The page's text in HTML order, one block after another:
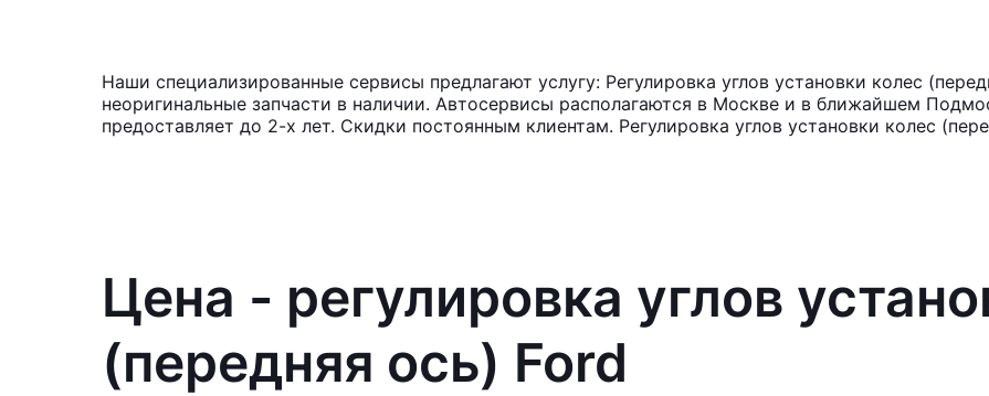
Наши специализированные сервисы предлагают услугу: Регулировка углов установки колес
неоригинальные запчасти в наличии. Автосервисы располагаются в Москве и в ближайшем
предоставляет до 2-х лет. Скидки постоянным клиентам. Регулировка углов установки колес
Цена - регулировка углов
(передняя ось) Ford